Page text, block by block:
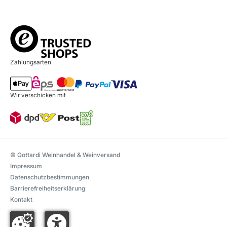
Zahlungsarten
Wir verschicken mit
© Gottardi Weinhandel & Weinversand
Impressum
Datenschutzbestimmungen
Barrierefreiheitserklärung
Kontakt